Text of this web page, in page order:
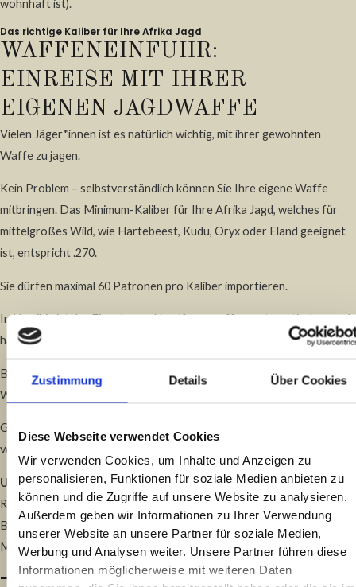
Zustimmung Details Über Cookies
Diese Webseite verwendet Cookies
Wir verwenden Cookies, um Inhalte und Anzeigen zu
personalisieren, Funktionen für soziale Medien anbieten zu
können und die Zugriffe auf unsere Website zu analysieren.
Außerdem geben wir Informationen zu Ihrer Verwendung
unserer Website an unsere Partner für soziale Medien,
Werbung und Analysen weiter. Unsere Partner führen diese
Informationen möglicherweise mit weiteren Daten
wohnhaft ist).
Das richtige Kaliber für Ihre Afrika Jagd
WAFFENEINFUHR:
EINREISE MIT IHRER
EIGENEN JAGDWAFFE
Vielen Jäger*innen ist es natürlich wichtig, mit ihrer gewohnten
Waffe zu jagen.
Kein Problem – selbstverständlich können Sie Ihre eigene Waffe
mitbringen. Das Minimum-Kaliber für Ihre Afrika Jagd, welches für
mittelgroßes Wild, wie Hartebeest, Kudu, Oryx oder Eland geeignet
ist, entspricht .270.
Sie dürfen maximal 60 Patronen pro Kaliber importieren.
In Namibia ist der Einsatz von Handfeuerwaffen, automatischen und
halbautomatischen Waffen für die Trophäenjagd verboten.
Bitte kontaktieren Sie Ihre Airline vorab, um die aktuellen
Waffeneinfuhrbestimmungen zu berücksichtigen.
Gerne können Sie auch alternativ unsere Leihwaffen nutzen. Diese
vermieten wir für 25 EUR am Tag und Munition 5 EUR pro Schuss:
Unsere Leihwaffen:
Remington 700 / 300 WIN MAG
Blaser R8 / 300 Ultra MAG
Mauser Mod. 89 / CAL 30-06
- CHECKLISTE-